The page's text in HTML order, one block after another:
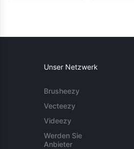
Unser Netzwerk
Brusheezy
Vecteezy
Videezy
Werden Sie
Anbieter